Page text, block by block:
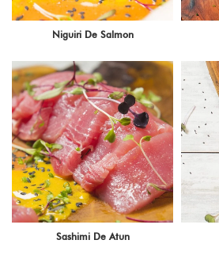
Niguiri De Salmon
Sashimi De Atun